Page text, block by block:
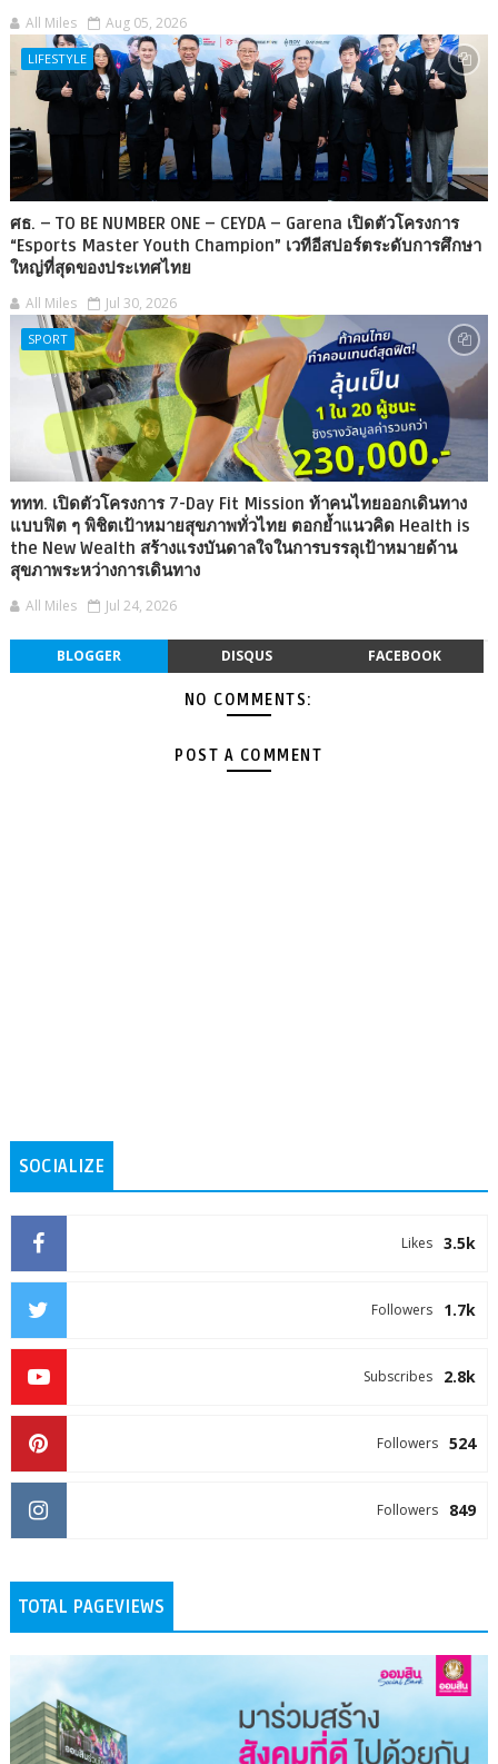
All Miles Aug 05, 2026
LIFESTYLE
ศธ. – TO BE NUMBER ONE – CEYDA – Garena เปิดตัวโครงการ
“Esports Master Youth Champion” เวทีอีสปอร์ตระดับการศึกษา
ใหญ่ที่สุดของประเทศไทย
All Miles Jul 30, 2026
SPORT
ททท. เปิดตัวโครงการ 7-Day Fit Mission ท้าคนไทยออกเดินทาง
แบบฟิต ๆ พิชิตเป้าหมายสุขภาพทั่วไทย ตอกย้ำแนวคิด Health is
the New Wealth สร้างแรงบันดาลใจในการบรรลุเป้าหมายด้าน
สุขภาพระหว่างการเดินทาง
All Miles Jul 24, 2026
BLOGGER DISQUS FACEBOOK
NO COMMENTS:
POST A COMMENT
SOCIALIZE
3.5k
Likes
1.7k
Followers
2.8k
Subscribes
524
Followers
849
Followers
TOTAL PAGEVIEWS